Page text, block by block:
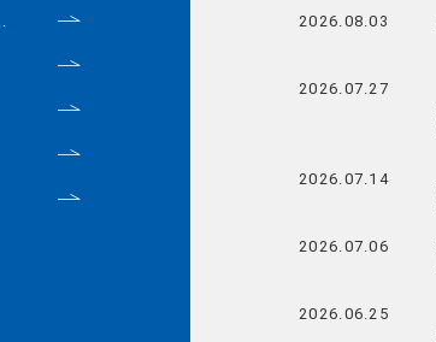
2026.08.03
2026.07.27
2026.07.14
2026.07.06
2026.06.25